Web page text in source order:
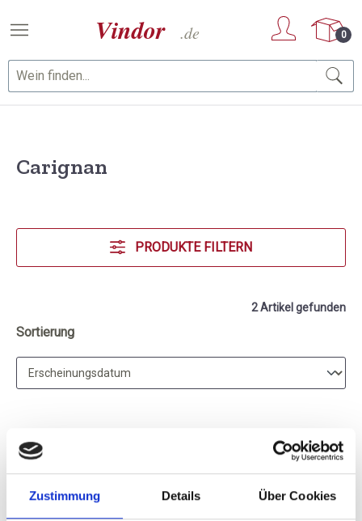
Zustimmung Details Über Cookies
Zum Hauptinhalt springen
0
Carignan
PRODUKTE FILTERN
2 Artikel gefunden
Sortierung
Les Jamelles, Séléction